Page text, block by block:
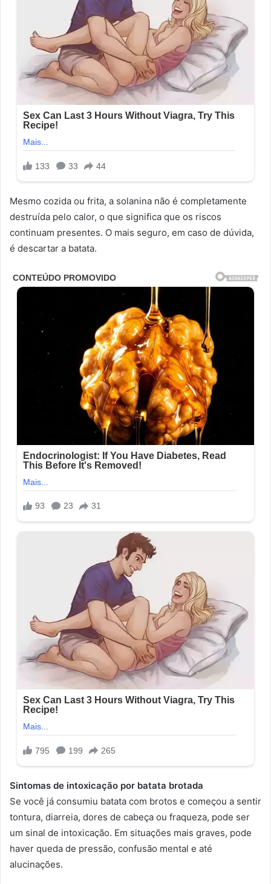
Mesmo cozida ou frita, a solanina não é completamente
destruída pelo calor, o que significa que os riscos
continuam presentes. O mais seguro, em caso de dúvida,
é descartar a batata.
Sintomas de intoxicação por batata brotada
Se você já consumiu batata com brotos e começou a sentir
tontura, diarreia, dores de cabeça ou fraqueza, pode ser
um sinal de intoxicação. Em situações mais graves, pode
haver queda de pressão, confusão mental e até
alucinações.